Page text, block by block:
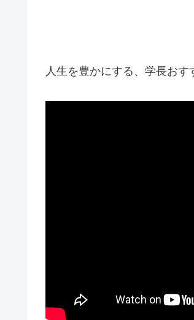
人生を豊かにする、学長おす